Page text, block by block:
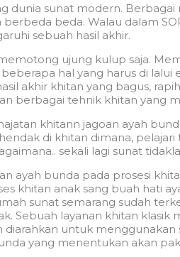
dunia sunat modern.
beda. Walau dalam
sebuah hasil akhir.
ujung kulup saja.
hal yang harus di
akhir khitan yang bagus,
berbagai tehnik khitan yang
khitann jagoan ayah
di khitan dimana,
sekali lagi sunat
ayah bunda pada prosesi
khitan anak sang buah hati
sunat semarang sudah
Sebuah layanan khitan
diarahkan untuk
yang menentukan akan